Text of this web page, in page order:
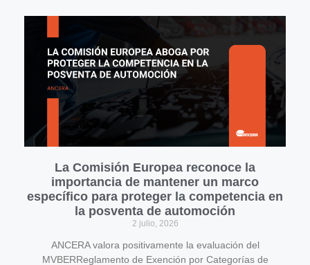
La Comisión Europea reconoce la
importancia de mantener un marco
específico para proteger la competencia en
la posventa de automoción
2 julio, 2026
ANCERA valora positivamente la evaluación del
MVBERReglamento de Exención por Categorías de